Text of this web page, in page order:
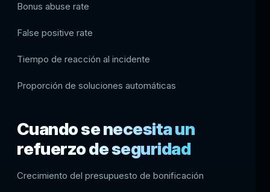
Bonus abuse rate
False positive rate
Tiempo de reacción al incidente
Proporción de soluciones automáticas
Cuando se necesita un
refuerzo de seguridad
Crecimiento del presupuesto de bonificación